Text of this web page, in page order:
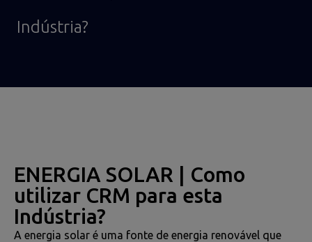
Indústria?
ENERGIA SOLAR | Como
utilizar CRM para esta
Indústria?
A energia solar é uma fonte de energia renovável que